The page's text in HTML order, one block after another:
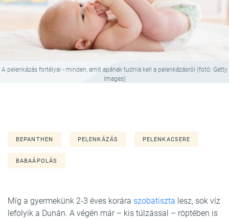
A pelenkázás fortélyai - minden, amit apának tudnia kell a pelenkázásról (fotó: Getty
Images)
BEPANTHEN PELENKÁZÁS PELENKACSERE
BABAÁPOLÁS
Míg a gyermekünk 2-3 éves korára szobatiszta lesz, sok víz
lefolyik a Dunán. A végén már – kis túlzással – röptében is